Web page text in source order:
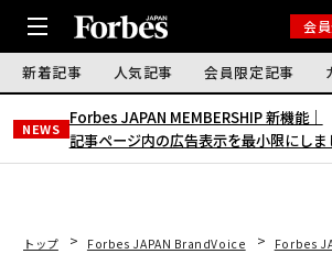
会
新着記事 人気記事 会員限定記事
NEWS
Forbes JAPAN MEMBERSHIP 新機能｜
記事ページ内の広告表示を最小限にしま
トップ Forbes JAPAN BrandVoice Forbes